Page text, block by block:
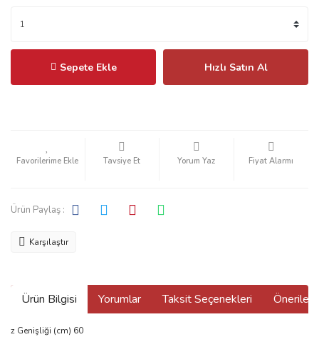
Sepete Ekle Hızlı Satın Al
Tavsiye Et Yorum Yaz Fiyat Alarmı
Ürün Paylaş :
Karşılaştır
Ürün Bilgisi Yorumlar Taksit Seçenekleri
z Genişliği (cm) 60